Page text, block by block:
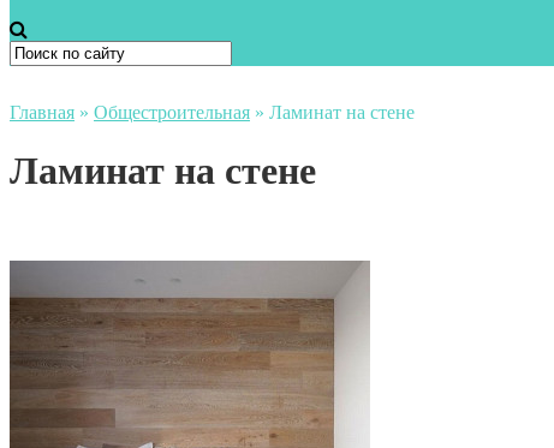
Главная » Общестроительная » Ламинат на стене
Ламинат на стене